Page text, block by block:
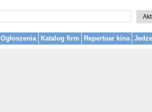
Ogłoszenia Katalog firm Repertuar kina